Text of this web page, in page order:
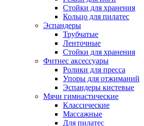
Стойки для хранения
Кольцо для пилатес
Эспандеры
Трубчатые
Ленточные
Стойки для хранения
Фитнес аксессуары
Ролики для пресса
Упоры для отжиманий
Эспандеры кистевые
Мячи гимнастические
Классические
Массажные
Для пилатес